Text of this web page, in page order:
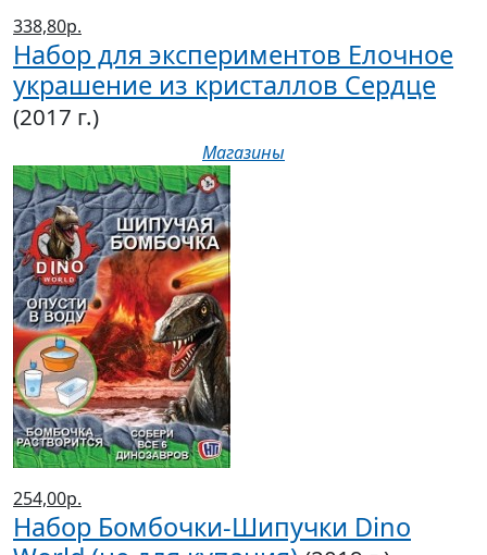
338,80р.
Набор для экспериментов Елочное
украшение из кристаллов Сердце
(2017 г.)
Магазины
254,00р.
Набор Бомбочки-Шипучки Dino